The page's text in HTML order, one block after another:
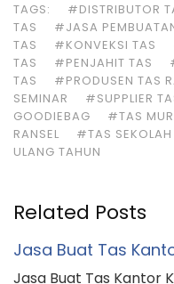
TAGS: #DISTRIBUTOR
TAS
#JASA
TAS
#KONVEKSI TAS
TAS
#PENJAHIT TAS
TAS
#PRODUSEN TAS
SEMINAR
#SUPPLIER
GOODIEBAG
#TAS
RANSEL
#TAS SEKOLAH
ULANG TAHUN
Related Posts
Jasa Buat Tas
Jasa Buat Tas Kantor